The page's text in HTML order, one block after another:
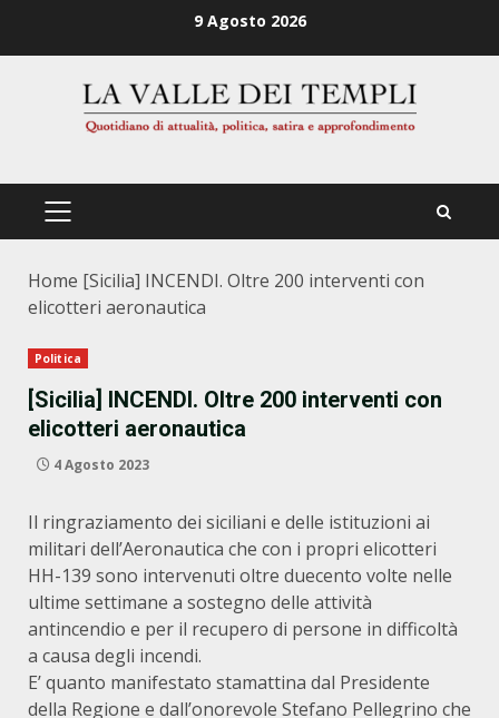
9 Agosto 2026
PRIMÄRES
Home [Sicilia] INCENDI. Oltre 200 interventi con
elicotteri aeronautica
Politica
[Sicilia] INCENDI. Oltre 200 interventi con
elicotteri aeronautica
4 Agosto 2023
Il ringraziamento dei siciliani e delle istituzioni ai
militari dell’Aeronautica che con i propri elicotteri
HH-139 sono intervenuti oltre duecento volte nelle
ultime settimane a sostegno delle attività
antincendio e per il recupero di persone in difficoltà
a causa degli incendi.
E’ quanto manifestato stamattina dal Presidente
della Regione e dall’onorevole Stefano Pellegrino che